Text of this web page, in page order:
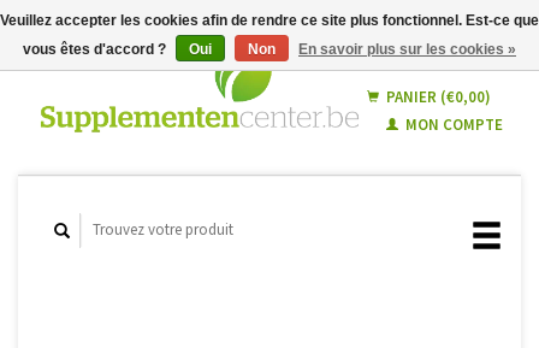
Français
PANIER (€0,00)
MON COMPTE
Veuillez accepter les cookies afin de rendre ce site plus fonctionnel. Est-ce que
vous êtes d'accord ?
Oui Non En savoir plus sur les cookies »